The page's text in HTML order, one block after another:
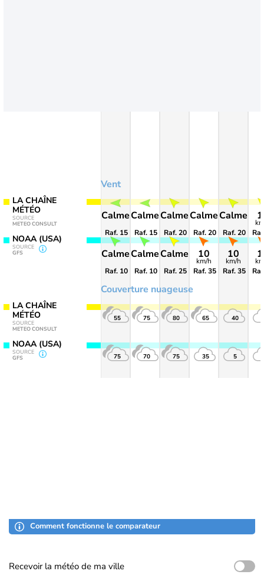
LA CHAÎNE
MÉTÉO
SOURCE
METEO CONSULT
NOAA (USA)
SOURCE
GFS
LA CHAÎNE
MÉTÉO
SOURCE
METEO CONSULT
NOAA (USA)
SOURCE
GFS
Vent
Couverture nuageuse
Calme
Raf. 15
Calme
Raf. 10
55
75
Calme
Raf. 15
Calme
Raf. 10
75
70
Calme
Raf. 20
Calme
Raf. 25
80
75
Calme
Raf. 20
10
km/h
Raf. 35
65
35
Calme
Raf. 20
10
km/h
Raf. 35
40
5
Comment fonctionne le comparateur
Recevoir la météo de ma ville